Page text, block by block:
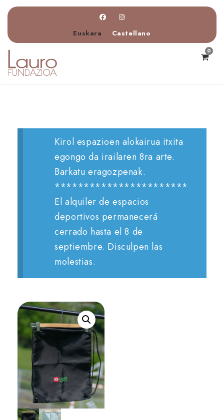
Euskara Castellano
0
Kirol espazioen alokairua itxita
egongo da irailaren 8ra arte.
Barkatu eragozpenak.
***********************
El alquiler de espacios
deportivos permanecerá
cerrado hasta el 8 de
septiembre. Disculpen las
molestias.